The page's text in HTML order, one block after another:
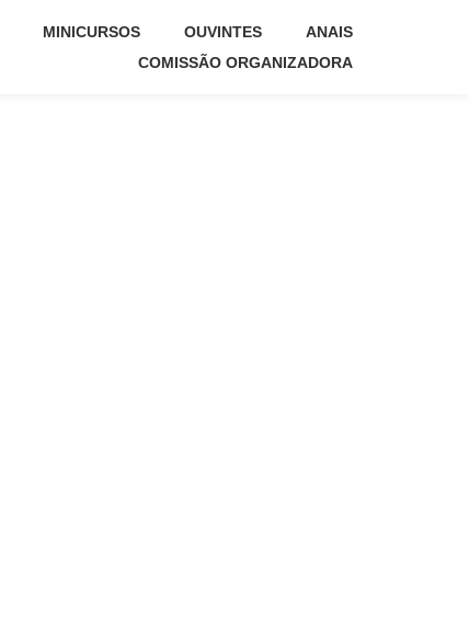
MINICURSOS OUVINTES
ANAIS
COMISSÃO ORGANIZADORA